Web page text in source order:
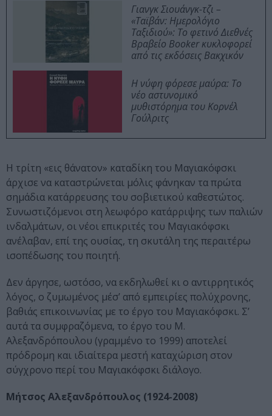
Γιανγκ Σιουάνγκ-τζι –
«Ταϊβάν: Ημερολόγιο
Ταξιδιού»: Το φετινό Διεθνές
Βραβείο Booker κυκλοφορεί
από τις εκδόσεις Βακχικόν
Η νύφη φόρεσε μαύρα: Το
νέο αστυνομικό
μυθιστόρημα του Κορνέλ
Γούλριτς
Η τρίτη «εις θάνατον» καταδίκη του Μαγιακόφσκι
άρχισε να καταστρώνεται μόλις φάνηκαν τα πρώτα
σημάδια κατάρρευσης του σοβιετικού καθεστώτος.
Συνωστιζόμενοι στη λεωφόρο κατάρριψης των παλιών
ινδαλμάτων, οι νέοι επικριτές του Μαγιακόφσκι
ανέλαβαν, επί της ουσίας, τη σκυτάλη της περαιτέρω
ισοπέδωσης του ποιητή.
Δεν άργησε, ωστόσο, να εκδηλωθεί κι ο αντιρρητικός
λόγος, ο ζυμωμένος μέσ’ από εμπειρίες πολύχρονης,
βαθιάς επικοινωνίας με το έργο του Μαγιακόφσκι. Σ’
αυτά τα συμφραζόμενα, το έργο του Μ.
Αλεξανδρόπουλου (γραμμένο το 1999) αποτελεί
πρόδρομη και ιδιαίτερα μεστή καταχώριση στον
σύγχρονο περί του Μαγιακόφσκι διάλογο.
Μήτσος Αλεξανδρόπουλος (1924-2008)